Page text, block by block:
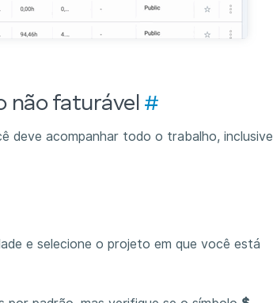
não faturável #
deve acompanhar todo o trabalho, inclusive
e selecione o projeto em que você está